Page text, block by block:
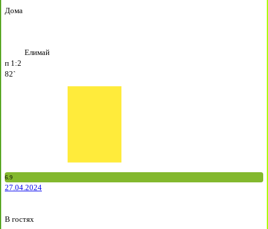
Дома
Елимай
п 1:2
82`
6.9
27.04.2024
В гостях